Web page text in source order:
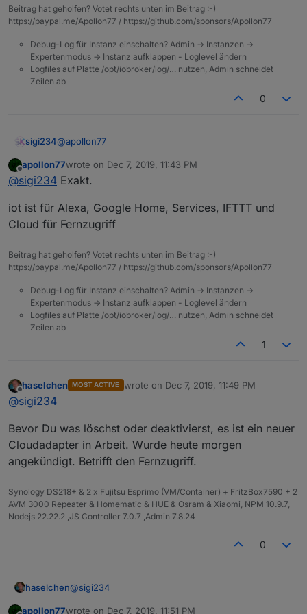
Beitrag hat geholfen? Votet rechts unten im Beitrag :-)
https://paypal.me/Apollon77 / https://github.com/sponsors/Apollon77
Debug-Log für Instanz einschalten? Admin -> Instanzen ->
Expertenmodus -> Instanz aufklappen - Loglevel ändern
Logfiles auf Platte /opt/iobroker/log/… nutzen, Admin schneidet
Zeilen ab
0
sigi234@apollon77
Also kurz gesagt:
Cloud = Fernzugriff
Offline
apollon77wrote on Dec 7, 2019, 11:43 PM
last edited by
@sigi234 Exakt.
iot ist für Alexa, Google Home, Services, IFTTT und
Cloud für Fernzugriff
Beitrag hat geholfen? Votet rechts unten im Beitrag :-)
https://paypal.me/Apollon77 / https://github.com/sponsors/Apollon77
Debug-Log für Instanz einschalten? Admin -> Instanzen ->
Expertenmodus -> Instanz aufklappen - Loglevel ändern
Logfiles auf Platte /opt/iobroker/log/… nutzen, Admin schneidet
Zeilen ab
1
Offline
haselchen MOST ACTIVE wrote on Dec 7, 2019, 11:49 PM
last edited by
@sigi234
Bevor Du was löschst oder deaktivierst, es ist ein neuer
Cloudadapter in Arbeit. Wurde heute morgen
angekündigt. Betrifft den Fernzugriff.
Synology DS218+ & 2 x Fujitsu Esprimo (VM/Container) + FritzBox7590 + 2
AVM 3000 Repeater & Homematic & HUE & Osram & Xiaomi, NPM 10.9.7,
Nodejs 22.22.2 ,JS Controller 7.0.7 ,Admin 7.8.24
0
haselchen@sigi234
apollon77wrote on Dec 7, 2019, 11:51 PM